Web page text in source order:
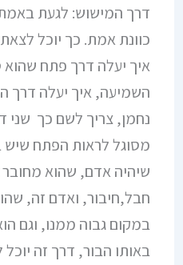
דרך המישוש: לגעת
כוונת אמת. כך יוכל
איך יעלה דרך פתח
השמיעה, איך יעלה דרך
נחמן, צריך לשם כך שני
מסוגל לראות הפתח שיש
שיהיה אדם, שהוא מחובר
חבל,חיבור, ואדם זה,
במקום גבוה ממנו, וגם
באותו הבור, דרך זה